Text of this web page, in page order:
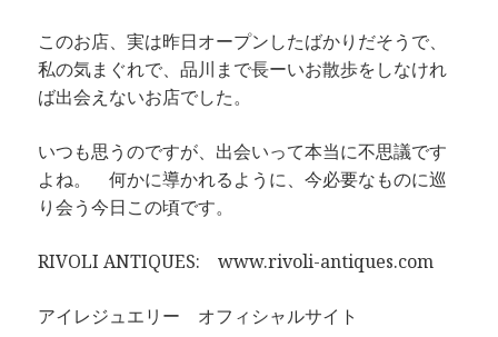
このお店、実は昨日オープンしたばかりだそうで、
私の気まぐれで、品川まで長ーいお散歩をしなけれ
ば出会えないお店でした。
いつも思うのですが、出会いって本当に不思議です
よね。 何かに導かれるように、今必要なものに巡
り会う今日この頃です。
RIVOLI ANTIQUES:www.rivoli-antiques.com
アイレジュエリー オフィシャルサイト